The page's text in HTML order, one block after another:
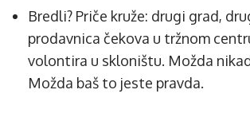
Bredli? Priče kruže: drugi grad,
prodavnica čekova u tržnom
volontira u skloništu. Možda
Možda baš to jeste pravda.